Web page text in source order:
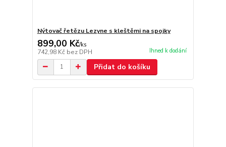
Nýtovač řetězu Lezyne s kleštěmi na spojky
899,00 Kč/ks
742,98 Kč bez DPH Ihned k dodání
Přidat do košíku